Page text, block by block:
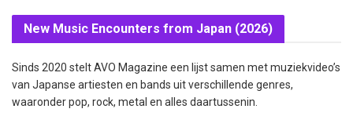
New Music Encounters from Japan (2026)
Sinds 2020 stelt AVO Magazine een lijst samen met muziekvideo’s
van Japanse artiesten en bands uit verschillende genres,
waaronder pop, rock, metal en alles daartussenin.